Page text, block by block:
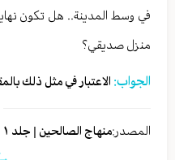
في وسط المدينة.. هل تكون
منزل صديقي؟
الجواب: الاعتبار في مثل ذلك
المصدر:منهاج الصالحين | جلد ١